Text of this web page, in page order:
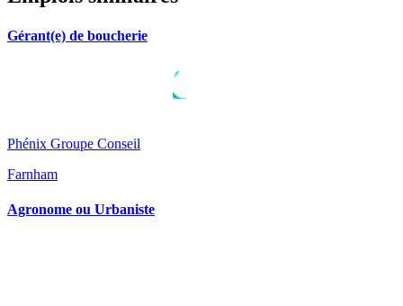
Gérant(e) de boucherie
Phénix Groupe Conseil
Farnham
Agronome ou Urbaniste